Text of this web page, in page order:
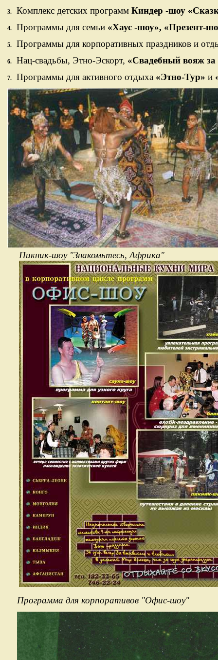
3. Комплекс детских программ Киндер -шоу
4. Программы для семьи «Хаус -шоу», «Презент-
5. Программы для корпоративных праздников и
6. Нац-свадьбы, Этно-Эскорт, «Свадебный вояж
7. Программы для активного отдыха «Этно-Тур» и
Пикник-шоу "Знакомьтесь, Африка"
Программа для корпоративов "Офис-шоу"